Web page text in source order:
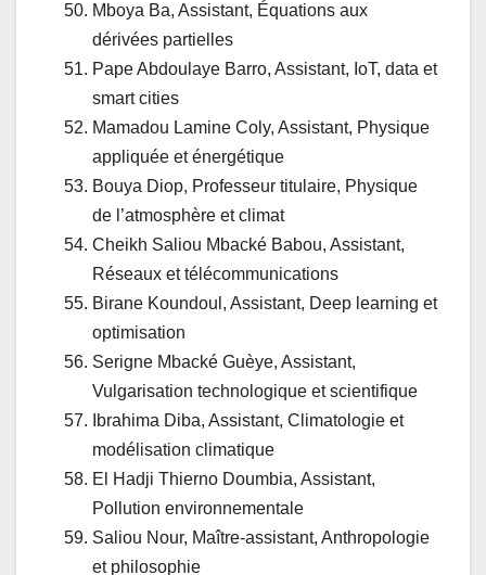
Mboya Ba, Assistant, Équations aux
dérivées partielles
Pape Abdoulaye Barro, Assistant, IoT, data et
smart cities
Mamadou Lamine Coly, Assistant, Physique
appliquée et énergétique
Bouya Diop, Professeur titulaire, Physique
de l’atmosphère et climat
Cheikh Saliou Mbacké Babou, Assistant,
Réseaux et télécommunications
Birane Koundoul, Assistant, Deep learning et
optimisation
Serigne Mbacké Guèye, Assistant,
Vulgarisation technologique et scientifique
Ibrahima Diba, Assistant, Climatologie et
modélisation climatique
El Hadji Thierno Doumbia, Assistant,
Pollution environnementale
Saliou Nour, Maître-assistant, Anthropologie
et philosophie